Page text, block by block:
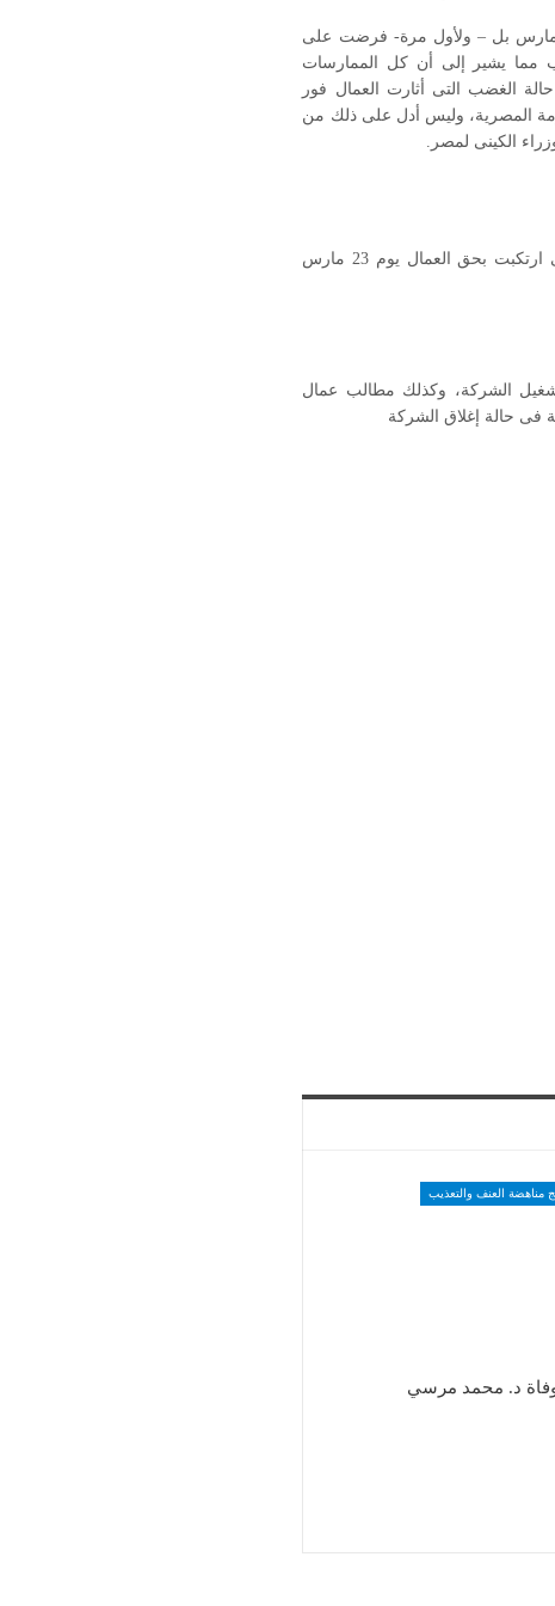
بالذكر أن قوات الشرطة كانت تتوافد على المكان منذ الصباح الباكر ليوم 23 مارس بل – ولأول مرة- فرضت على
مما يشير إلى أن كل الممارسات
الغضب التى أثارت العمال فور
المصرية، وليس أدل على ذلك من
الكينى لمصر.
أن المنظمات الموقعة على هذا البيان تدين كل الممارسات الشرطية الوحشية التى ارتكبت بحق العمال يوم 23 مارس
الشركة، وكذلك مطالب عمال
فى حالة إغلاق الشركة
مناهضة العنف والتعذيب
د. محمد مرسي